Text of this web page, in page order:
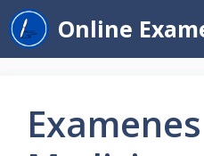
Saltar
al
contenido
Online